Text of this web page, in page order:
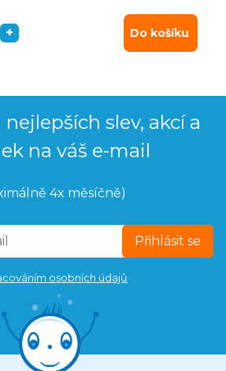
+ Do košíku
slev, akcí a
na váš e-mail
4x měsíčně)
Přihlásit se
osobních údajů